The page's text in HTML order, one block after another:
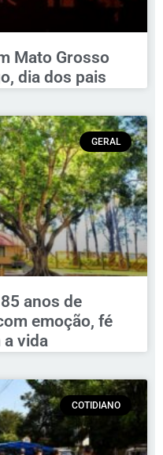
Mato Grosso
dia dos pais
GERAL
anos de
emoção, fé
vida
COTIDIANO